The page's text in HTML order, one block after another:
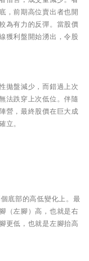
，前期高位賣出者也開
為有力的反彈。當股價
獲利盤開始湧出，令股
拋盤減少，而錯過上次
法跌穿上次低位。伴隨
營，最終股價在巨大成
。
底部的高低變化上。最
（左腳）高，也就是右
更低，也就是左腳抬高